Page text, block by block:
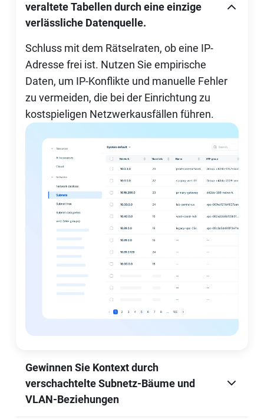
veraltete Tabellen durch eine einzige
verlässliche Datenquelle.
Schluss mit dem Rätselraten, ob eine IP-
Adresse frei ist. Nutzen Sie empirische
Daten, um IP-Konflikte und manuelle Fehler
zu vermeiden, die bei der Einrichtung zu
kostspieligen Netzwerkausfällen führen.
Gewinnen Sie Kontext durch
verschachtelte Subnetz-Bäume und
VLAN-Beziehungen